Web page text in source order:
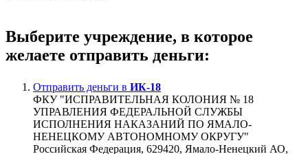
Выберите учреждение, в которое
желаете отправить деньги:
Отправить деньги в ИК-18
ФКУ "ИСПРАВИТЕЛЬНАЯ КОЛОНИЯ № 18
УПРАВЛЕНИЯ ФЕДЕРАЛЬНОЙ СЛУЖБЫ
ИСПОЛНЕНИЯ НАКАЗАНИЙ ПО ЯМАЛО-
НЕНЕЦКОМУ АВТОНОМНОМУ ОКРУГУ"
Российская Федерация, 629420, Ямало-Ненецкий АО,